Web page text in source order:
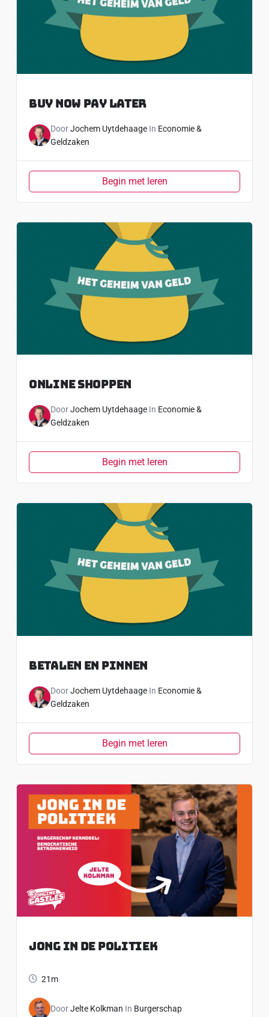
Buy Now Pay Later
DoorJochem UytdehaageIn Economie &
Geldzaken
Begin met leren
Online Shoppen
DoorJochem UytdehaageIn Economie &
Geldzaken
Begin met leren
Betalen En Pinnen
DoorJochem UytdehaageIn Economie &
Geldzaken
Begin met leren
Jong In De Politiek
21m
DoorJelte Kolkman In Burgerschap